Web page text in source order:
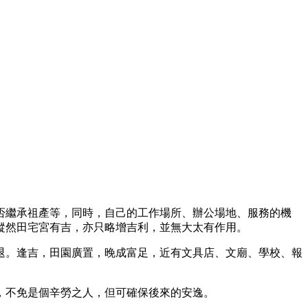
承祖產等，同時，自己的工作場所、辦公場地、服務的機
田宅宮有吉，亦只略增吉利，並無大太有作用。
逢吉，田園廣置，晚成富足，近有文具店、文廟、學校、報
免是個辛勞之人，但可確保後來的安逸。